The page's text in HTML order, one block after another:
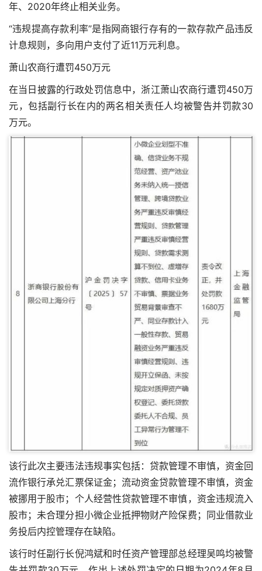
年、2020年终止相关业务。
“违规提高存款利率”是指网商银行存有的一款存款产品违反
计息规则，多向用户支付了近11万元利息。
萧山农商行遭罚450万元
在当日披露的行政处罚信息中，浙江萧山农商行遭罚450万
元，包括副行长在内的两名相关责任人均被警告并罚款30
万元。
该行此次主要违法违规事实包括：贷款管理不审慎，资金回
流作银行承兑汇票保证金；流动资金贷款管理不审慎，资金
被挪用于股市；个人经营性贷款管理不审慎，资金违规流入
股市；未合理分担小微企业抵押物财产险保费；同业借款业
务投后内控管理存在缺陷。
该行时任副行长倪鸿斌和时任资产管理部总经理吴鸣均被警